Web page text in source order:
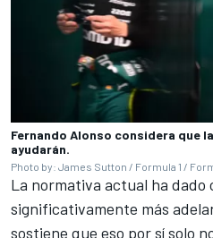
Fernando Alonso considera que
ayudarán.
Photo by: James Sutton / Formula 1 /
La normativa actual ha dado
significativamente más
sostiene que eso por sí solo